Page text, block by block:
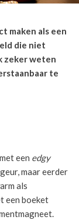
maken als een
die niet
zeker weten
te
een edgy
maar eerder
als
een boeket